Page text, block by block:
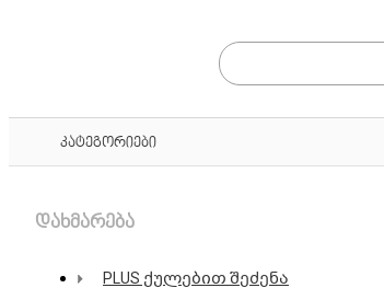
კატეგორიები
დახმარება
PLUS ქულებით შეძენა